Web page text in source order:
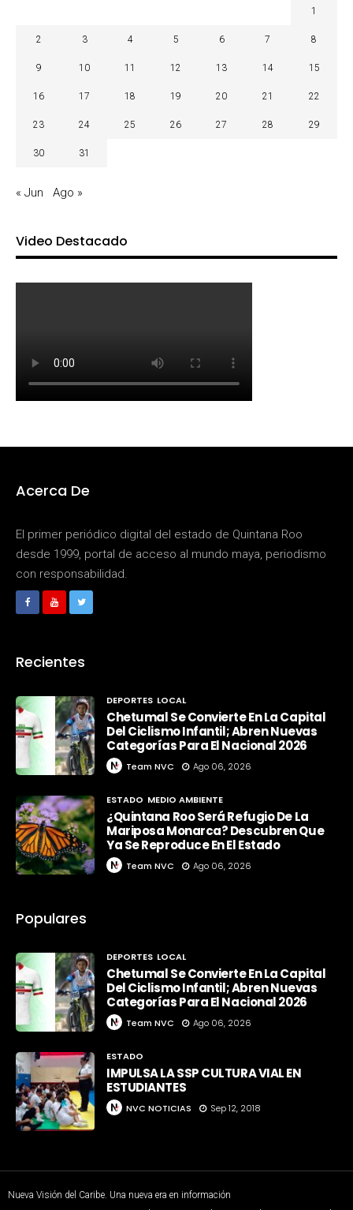
1
2 3 4 5 6 7 8
9 10 11 12 13 14 15
16 17 18 19 20 21 22
23 24 25 26 27 28 29
30 31
« Jun Ago »
Video Destacado
Acerca De
El primer periódico digital del estado de Quintana Roo
desde 1999, portal de acceso al mundo maya, periodismo
con responsabilidad.
Recientes
DEPORTES LOCAL
Chetumal Se Convierte En La Capital
Del Ciclismo Infantil; Abren Nuevas
Categorías Para El Nacional 2026
Team NVC Ago 06, 2026
ESTADO MEDIO AMBIENTE
¿Quintana Roo Será Refugio De La
Mariposa Monarca? Descubren Que
Ya Se Reproduce En El Estado
Team NVC Ago 06, 2026
Populares
DEPORTES LOCAL
Chetumal Se Convierte En La Capital
Del Ciclismo Infantil; Abren Nuevas
Categorías Para El Nacional 2026
Team NVC Ago 06, 2026
ESTADO
IMPULSA LA SSP CULTURA VIAL EN
ESTUDIANTES
NVC NOTICIAS Sep 12, 2018
Nueva Visión del Caribe. Una nueva era en información